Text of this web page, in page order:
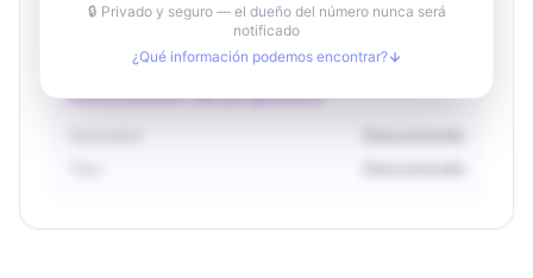
Región
Desconocido
Información del propietario
🔒 Privado y seguro — el dueño del número nunca será
notificado
¿Qué información podemos encontrar?